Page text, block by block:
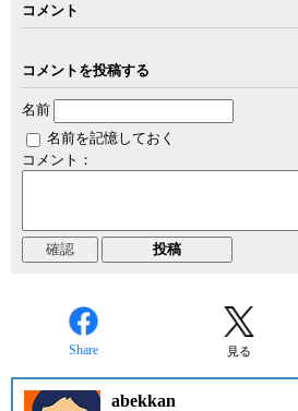
コメント
コメントを投稿する
名前
名前を記憶しておく
コメント：
Share 見る
abekkan